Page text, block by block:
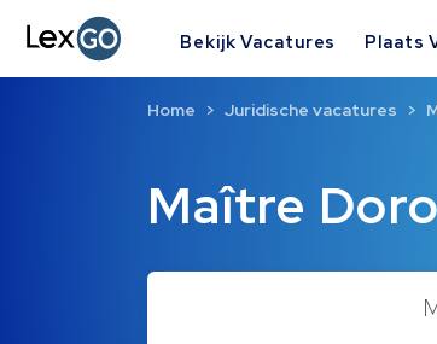
Bekijk Vacatures Plaats
Maître
Home Juridische vacatures